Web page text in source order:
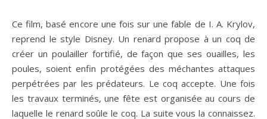
Ce film, basé encore une fois sur une fable de I. A. Krylov,
reprend le style Disney. Un renard propose à un coq de
créer un poulailler fortifié, de façon que ses ouailles, les
poules, soient enfin protégées des méchantes attaques
perpétrées par les prédateurs. Le coq accepte. Une fois
les travaux terminés, une fête est organisée au cours de
laquelle le renard soûle le coq. La suite vous la connaissez.